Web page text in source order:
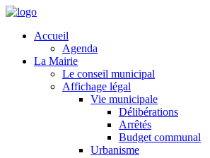
Accueil
Agenda
La Mairie
Le conseil municipal
Affichage légal
Vie municipale
Délibérations
Arrêtés
Budget communal
Urbanisme